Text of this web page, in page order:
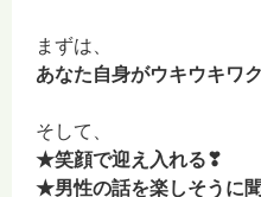
まずは、
あなた自身がウキウキワ
そして、
★笑顔で迎え入れる❣
★男性の話を楽しそうに